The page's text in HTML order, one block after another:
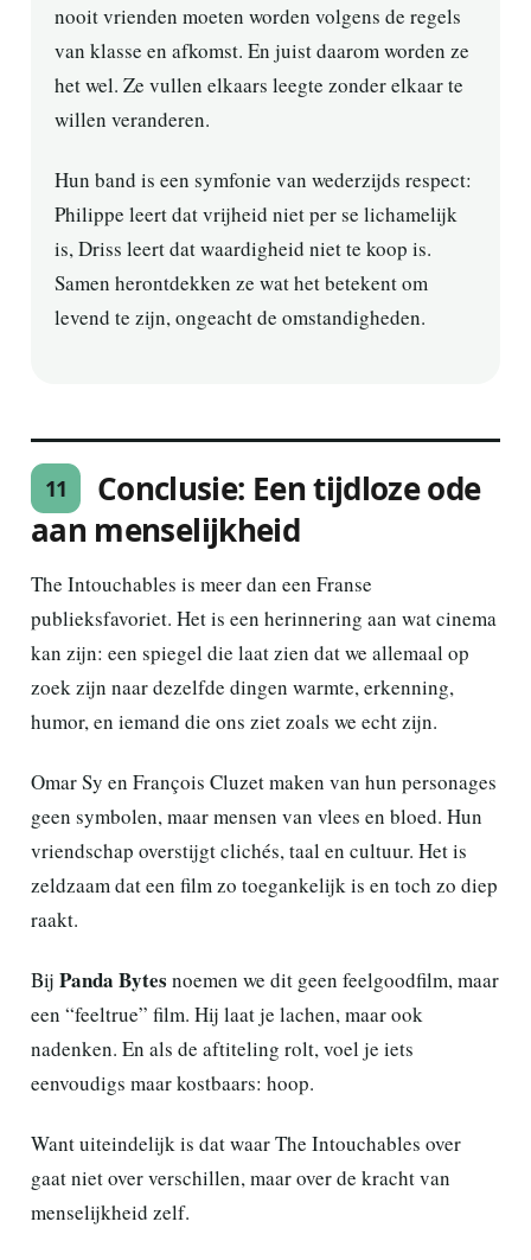
nooit vrienden moeten worden volgens de regels
van klasse en afkomst. En juist daarom worden ze
het wel. Ze vullen elkaars leegte zonder elkaar te
willen veranderen.
Hun band is een symfonie van wederzijds respect:
Philippe leert dat vrijheid niet per se lichamelijk
is, Driss leert dat waardigheid niet te koop is.
Samen herontdekken ze wat het betekent om
levend te zijn, ongeacht de omstandigheden.
11
Conclusie: Een tijdloze ode
aan menselijkheid
The Intouchables is meer dan een Franse
publieksfavoriet. Het is een herinnering aan wat cinema
kan zijn: een spiegel die laat zien dat we allemaal op
zoek zijn naar dezelfde dingen warmte, erkenning,
humor, en iemand die ons ziet zoals we echt zijn.
Omar Sy en François Cluzet maken van hun personages
geen symbolen, maar mensen van vlees en bloed. Hun
vriendschap overstijgt clichés, taal en cultuur. Het is
zeldzaam dat een film zo toegankelijk is en toch zo diep
raakt.
Bij Panda Bytes noemen we dit geen feelgoodfilm, maar
een “feeltrue” film. Hij laat je lachen, maar ook
nadenken. En als de aftiteling rolt, voel je iets
eenvoudigs maar kostbaars: hoop.
Want uiteindelijk is dat waar The Intouchables over
gaat niet over verschillen, maar over de kracht van
menselijkheid zelf.